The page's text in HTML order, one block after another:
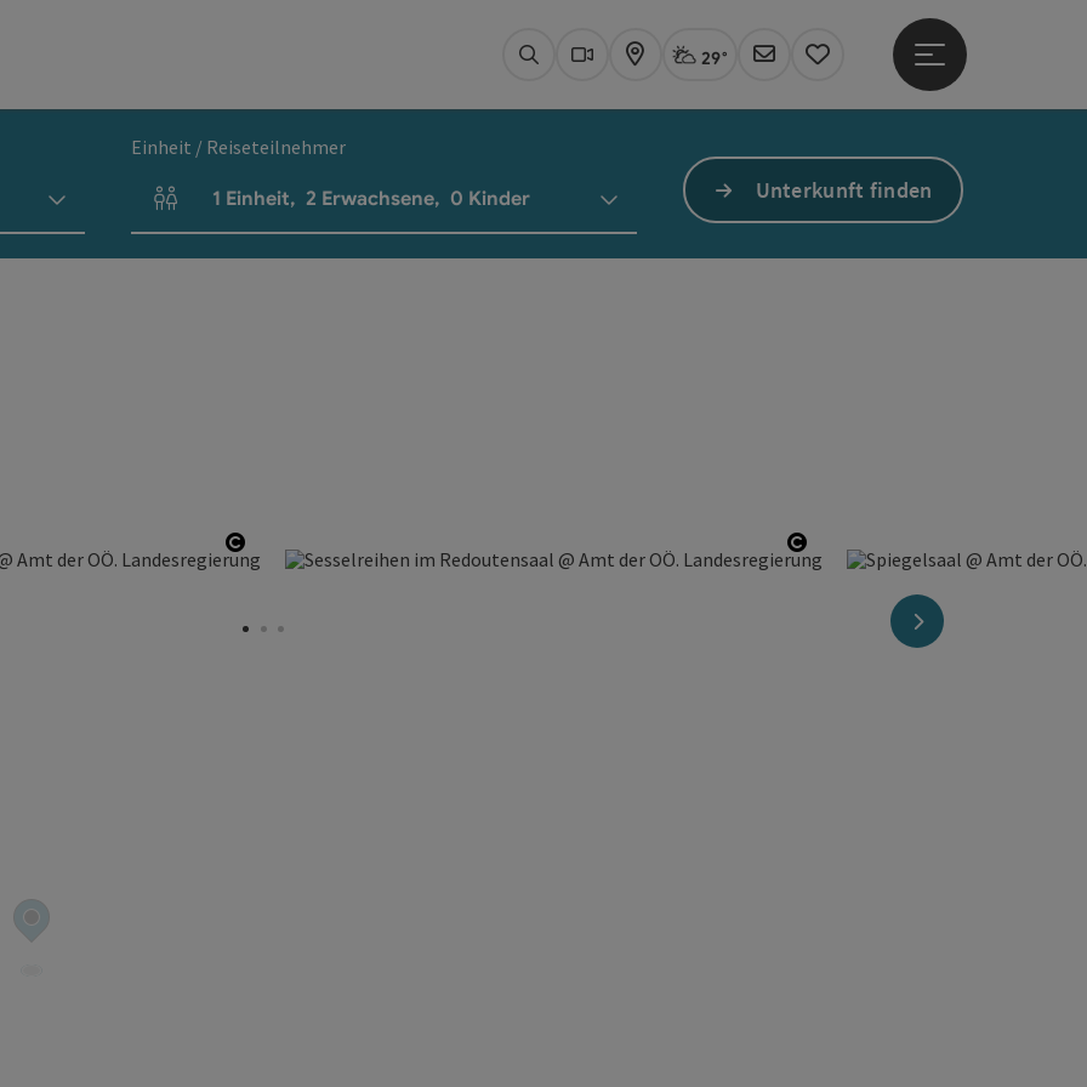
SuchenWebcams
KarteAktuelles Wetter Linz, stark bewölkt
29°
Newsletter
Merkzettel
Hauptmenü öffnen
Einheit / Reiseteilnehmer
Einheitenanzahl und Personenfelder
1 Einheit, 2 Erwachsene, 0 Kinder Unterkunft finden
Copyright öffnen Copyright öffnen
nächstes Element